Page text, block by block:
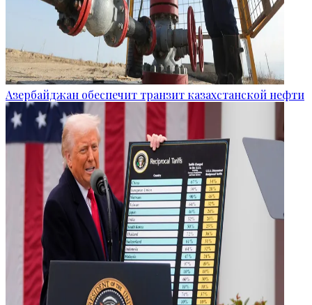
Азербайджан обеспечит транзит казахстанской нефти